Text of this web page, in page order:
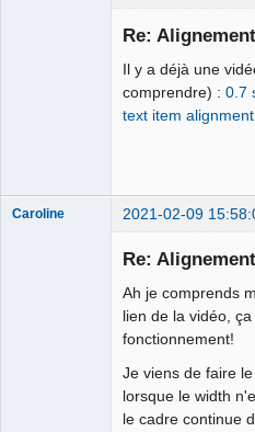
Re:
Il y a déjà une
comprendre) : 0.7
text item alignment
Caroline 2021-02-09
Re:
Ah je comprends
lien de la vidéo,
fonctionnement!
Je viens de faire
lorsque le width
le cadre continue